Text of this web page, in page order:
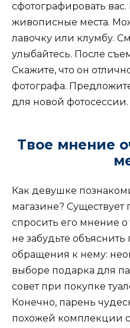
сфотографировать
живописные места.
лавочку или клумбу.
улыбайтесь. После
Скажите, что он
фотографа.
для новой фотосессии.
Твое мнение
Как девушке
магазине?
спросить его мнение о
не забудьте
обращения к нему:
выборе подарка для
совет при покупке
Конечно, парень
похожей комплекции